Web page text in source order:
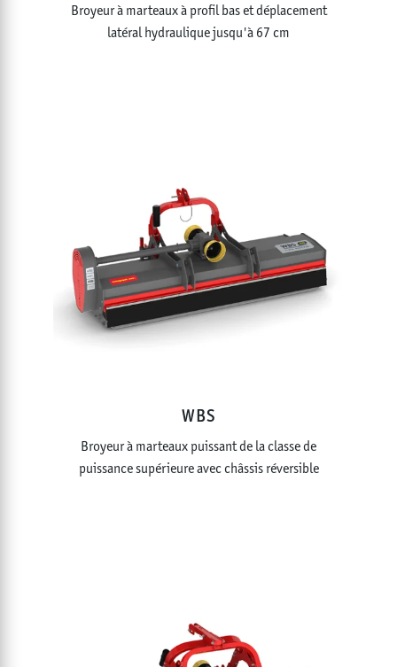
Broyeur à marteaux à profil bas et déplacement
latéral hydraulique jusqu'à 67 cm
WBS
Broyeur à marteaux puissant de la classe de
puissance supérieure avec châssis réversible